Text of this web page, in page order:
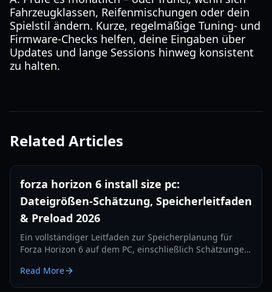
Fahrzeugklassen, Reifenmischungen oder dein
Spielstil ändern. Kurze, regelmäßige Tuning- und
Firmware-Checks helfen, deine Eingaben über
Updates und lange Sessions hinweg konsistent
zu halten.
Related Articles
forza horizon 6 install size pc:
Dateigrößen-Schätzung, Speicherleitfaden
& Preload 2026
Ein vollständiger Leitfaden zur Speicherplanung für
Forza Horizon 6 auf dem PC, einschließlich Schätzungen
Empfehlungen und Tipps zum Speichermanagement
nach dem Launch.
Read More